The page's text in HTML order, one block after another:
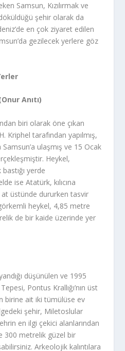
Samsun, Kızılırmak ve
döküldüğü şehir olarak da
en çok ziyaret edilen
gezilecek yerlere göz
Anıtı)
biri olarak öne çıkan
Kriphel tarafından yapılmış,
ulaşmış ve 15 Ocak
Heykel,
yerde
ise Atatürk, kılıcına
at üstünde dururken tasvir
heykel, 4,85 metre
de bir kaide üzerinde yer
düşünülen ve 1995
Pontus Krallığı’nın üst
birine ait iki tümülüse ev
şehir, Miletoslular
en ilgi çekici alanlarından
300 metrelik güzel bir
Arkeolojik kalıntılara